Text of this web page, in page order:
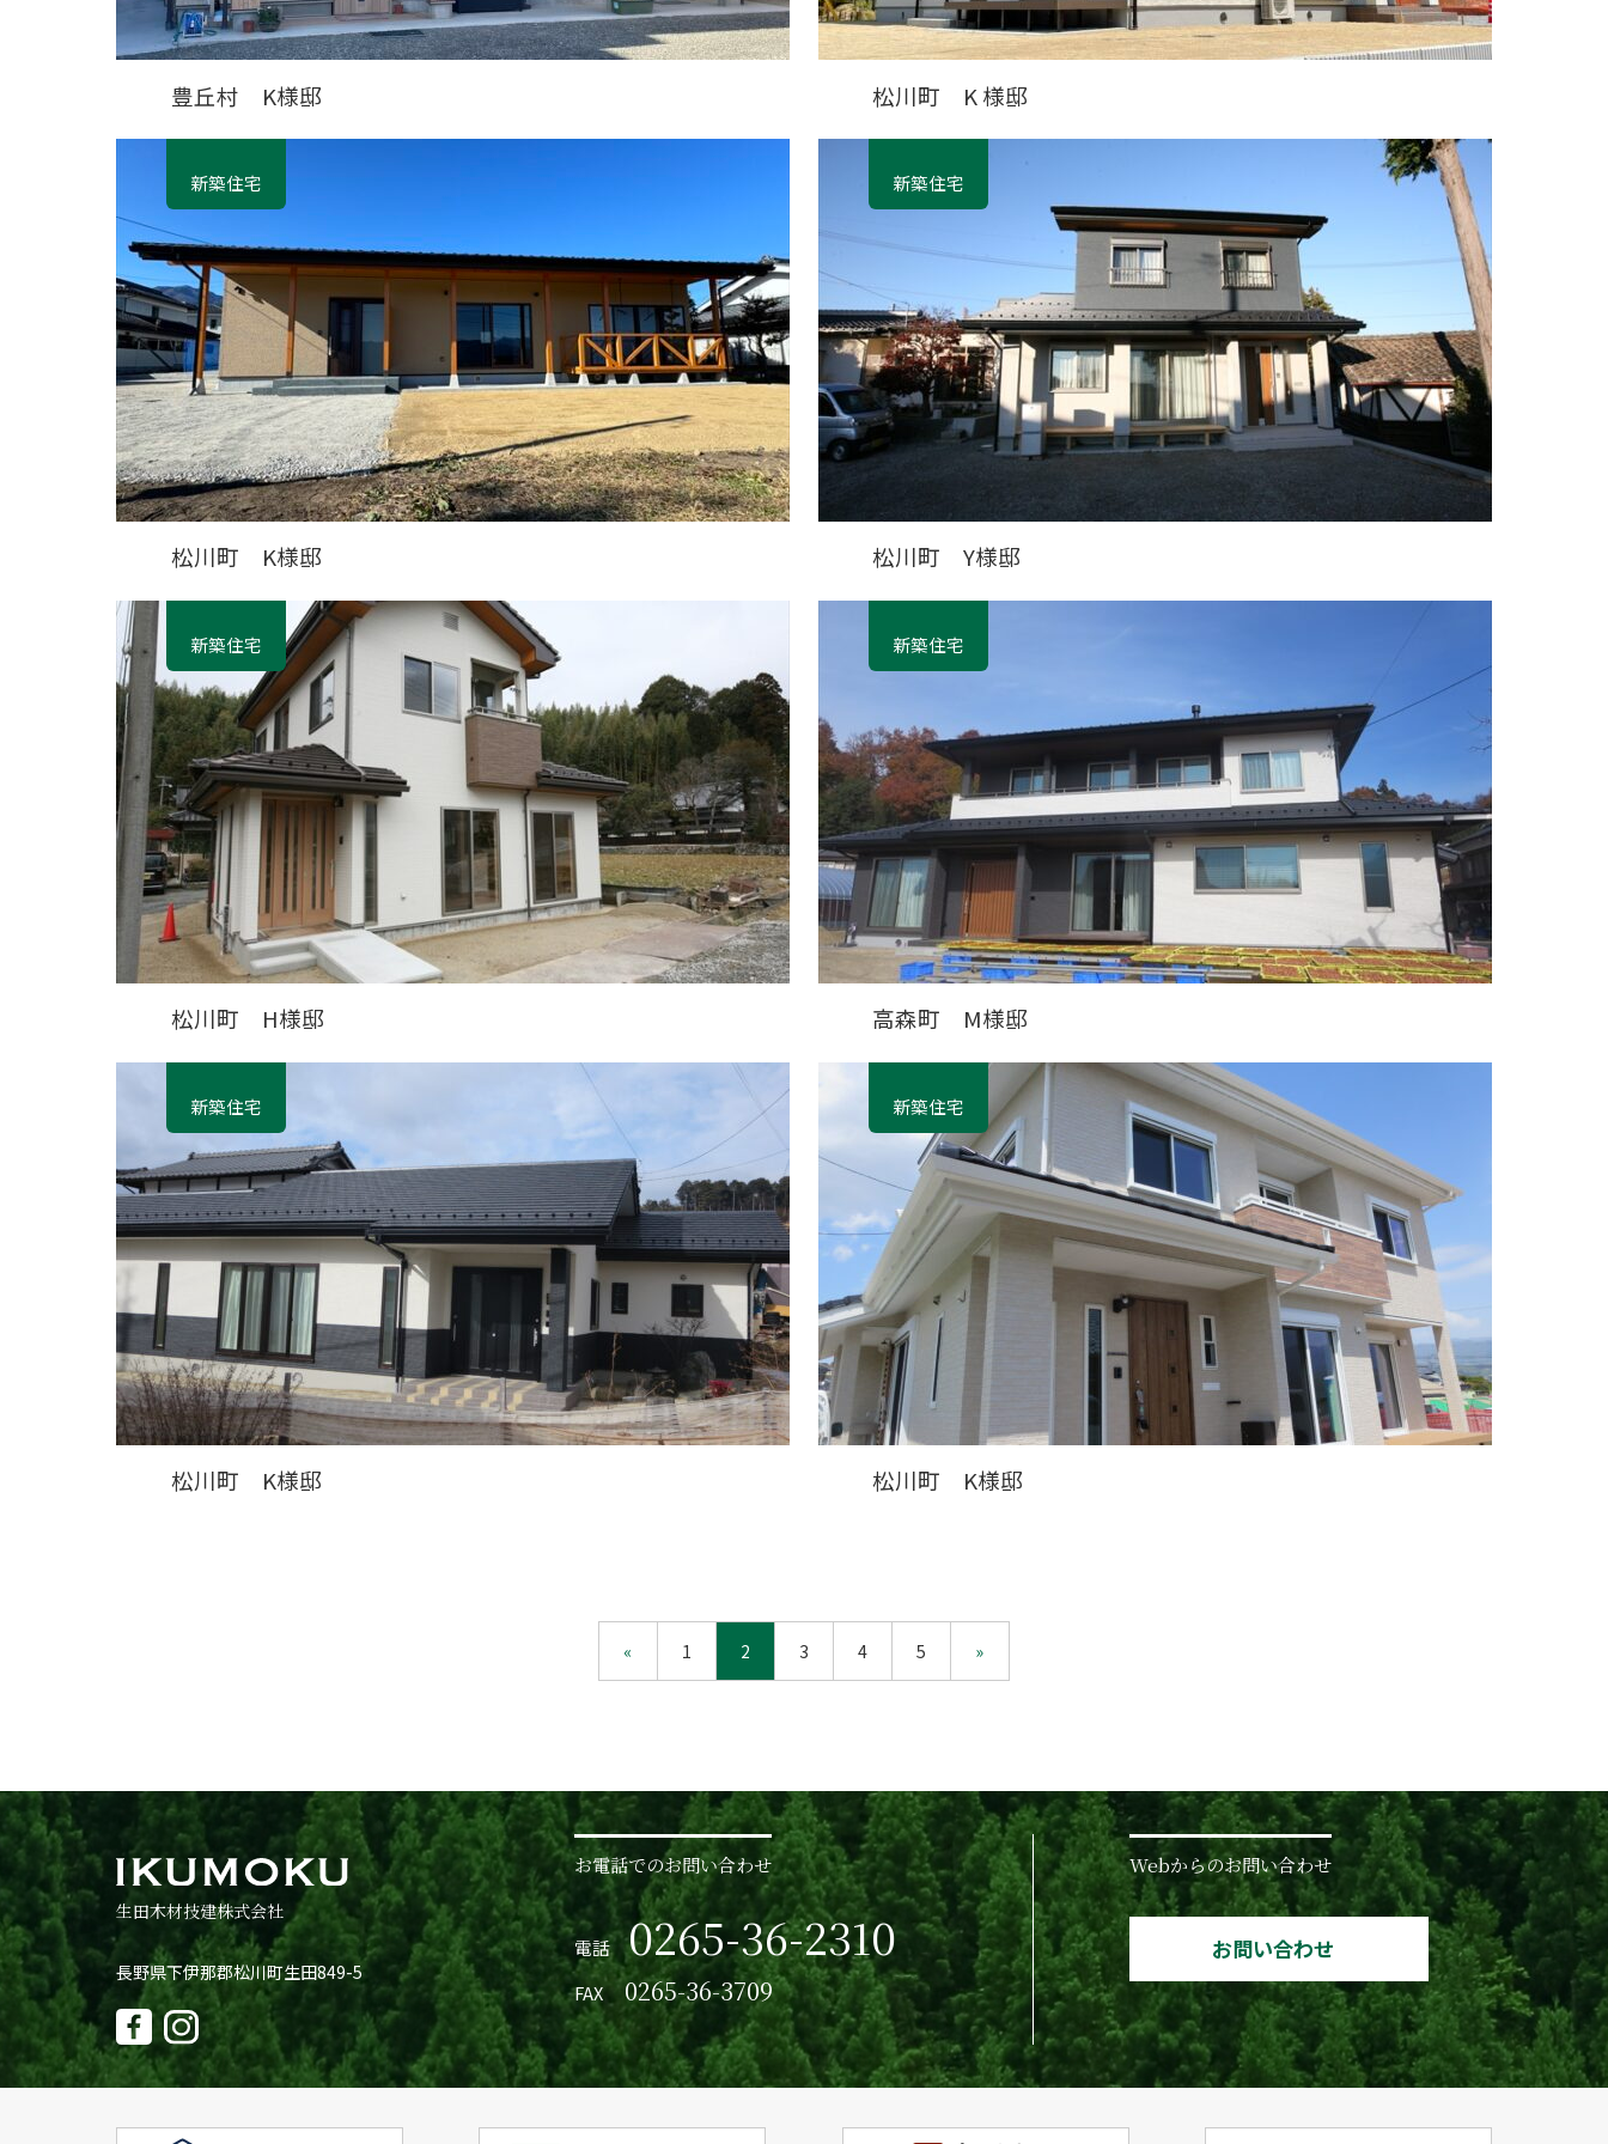
豊丘村 K様邸 松川町 K 様邸
新築住宅
松川町 K様邸
新築住宅
松川町 Y様邸
新築住宅
松川町 H様邸
新築住宅
高森町 M様邸
新築住宅
松川町 K様邸
新築住宅
松川町 K様邸
« 1 2 3 4 5 »
生田木材技建株式会社
長野県下伊那郡松川町生田849-5
お電話でのお問い合わせ
電話0265-36-2310
FAX0265-36-3709
Webからのお問い合わせ
お問い合わせ